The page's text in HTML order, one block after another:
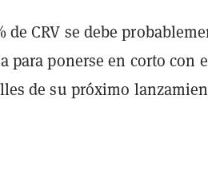
CRV se debe
para ponerse en corto con
de su próximo